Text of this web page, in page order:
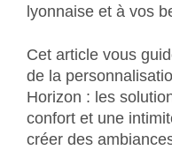
lyonnaise et à vos
Cet article vous
de la
Horizon : les
confort et une
créer des